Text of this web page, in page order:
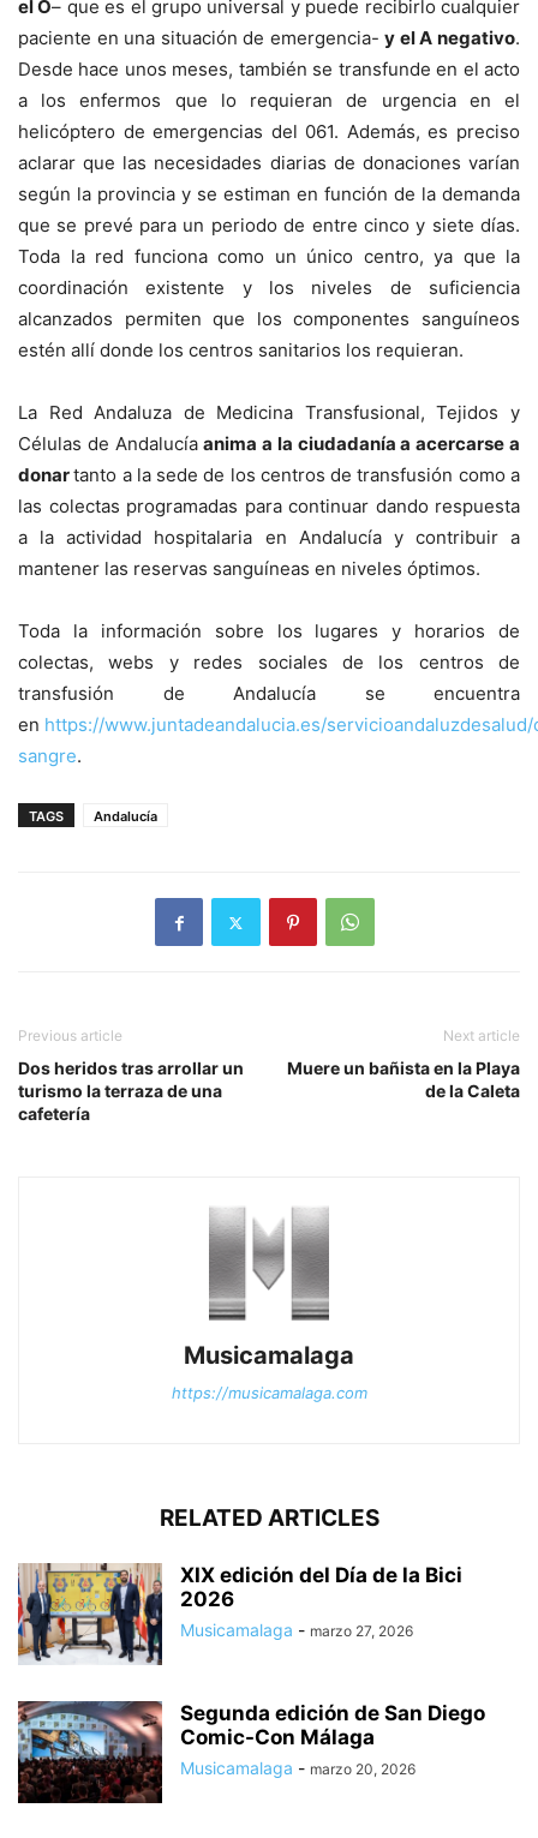
el O– que es el grupo universal y puede recibirlo cualquier
paciente en una situación de emergencia-y el A negativo.
Desde hace unos meses, también se transfunde en el acto
a los enfermos que lo requieran de urgencia en el
helicóptero de emergencias del 061. Además, es preciso
aclarar que las necesidades diarias de donaciones varían
según la provincia y se estiman en función de la demanda
que se prevé para un periodo de entre cinco y siete días.
Toda la red funciona como un único centro, ya que la
coordinación existente y los niveles de suficiencia
alcanzados permiten que los componentes sanguíneos
estén allí donde los centros sanitarios los requieran.
La Red Andaluza de Medicina Transfusional, Tejidos y
Células de Andalucíaanima a la ciudadanía a acercarse a
donartanto a la sede de los centros de transfusión como a
las colectas programadas para continuar dando respuesta
a la actividad hospitalaria en Andalucía y contribuir a
mantener las reservas sanguíneas en niveles óptimos.
Toda la información sobre los lugares y horarios de
colectas, webs y redes sociales de los centros de
transfusión de Andalucía se encuentra
en https://www.juntadeandalucia.es/
sangre.
TAGS Andalucía
Previous article
Dos heridos tras arrollar un
turismo la terraza de una
cafetería
Next article
Muere un bañista en la Playa
de la Caleta
Musicamalaga
https://musicamalaga.com
RELATED ARTICLES
XIX edición del Día de la Bici
2026
Musicamalaga - marzo 27, 2026
Segunda edición de San Diego
Comic-Con Málaga
Musicamalaga - marzo 20, 2026